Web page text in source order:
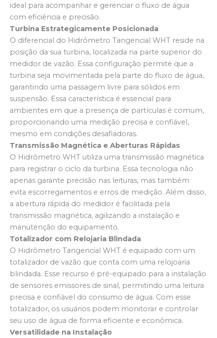
ideal para acompanhar e gerenciar o fluxo de água
com eficiência e precisão.
Turbina Estrategicamente Posicionada
O diferencial do Hidrômetro Tangencial WHT reside na
posição da sua turbina, localizada na parte superior do
medidor de vazão. Essa configuração permite que a
turbina seja movimentada pela parte do fluxo de água,
garantindo uma passagem livre para sólidos em
suspensão. Essa característica é essencial para
ambientes em que a presença de partículas é comum,
proporcionando uma medição precisa e confiável,
mesmo em condições desafiadoras.
Transmissão Magnética e Aberturas Rápidas
O Hidrômetro WHT utiliza uma transmissão magnética
para registrar o ciclo da turbina. Essa tecnologia não
apenas garante precisão nas leituras, mas também
evita escorregamentos e erros de medição. Além disso,
a abertura rápida do medidor é facilitada pela
transmissão magnética, agilizando a instalação e
manutenção do equipamento.
Totalizador com Relojaria Blindada
O Hidrômetro Tangencial WHT é equipado com um
totalizador de vazão que conta com uma relojoaria
blindada. Esse recurso é pré-equipado para a instalação
de sensores emissores de sinal, permitindo uma leitura
precisa e confiável do consumo de água. Com esse
totalizador, os usuários podem monitorar e controlar
seu uso de água de forma eficiente e econômica.
Versatilidade na Instalação